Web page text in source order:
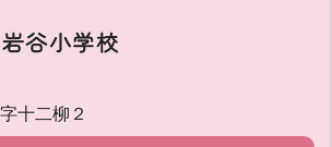
谷小学校
十二柳２